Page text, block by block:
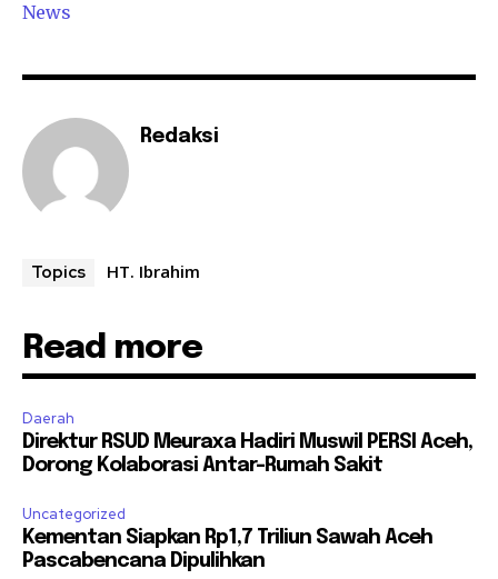
News
Redaksi
Topics HT. Ibrahim
Read more
Daerah
Direktur RSUD Meuraxa Hadiri Muswil PERSI Aceh,
Dorong Kolaborasi Antar-Rumah Sakit
Uncategorized
Kementan Siapkan Rp1,7 Triliun Sawah Aceh
Pascabencana Dipulihkan